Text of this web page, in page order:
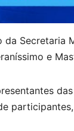
Secretaria
e